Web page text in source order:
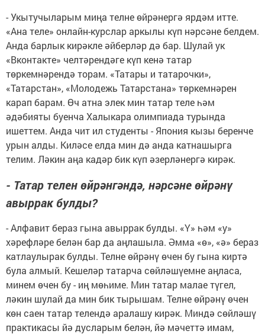
- Укытучыларым миңа телне өйрәнергә ярдәм итте.
«Ана теле» онлайн-курслар аркылы күп нәрсәне белдем.
Анда барлык кирәкле әйберләр дә бар. Шулай ук
«Вконтакте» челтәрендәге күп кенә татар
төркемнәрендә торам. «Татары и татарочки»,
«Татарстан», «Молодежь Татарстана» төркемнәрен
карап барам. Өч атна элек мин татар теле һәм
әдәбияты буенча Халыкара олимпиада турында
ишеттем. Анда чит ил студенты - Япония кызы беренче
урын алды. Киләсе елда мин дә анда катнашырга
телим. Ләкин аңа кадәр бик күп әзерләнергә кирәк.
- Татар телен өйрәнгәндә, нәрсәне өйрәнү
авыррак булды?
- Алфавит бераз гына авыррак булды. «Ү» һәм «у»
хәрефләре белән бар да аңлашыла. Әмма «ө», «ә» бераз
катлаулырак булды. Телне өйрәнү өчен бу гына киртә
була алмый. Кешеләр татарча сөйләшүемне аңласа,
минем өчен бу - иң мөһиме. Мин татар малае түгел,
ләкин шулай да мин бик тырышам. Телне өйрәнү өчен
көн саен татар телендә аралашу кирәк. Миндә сөйләшү
практикасы йә дусларым белән, йә мәчеттә имам,